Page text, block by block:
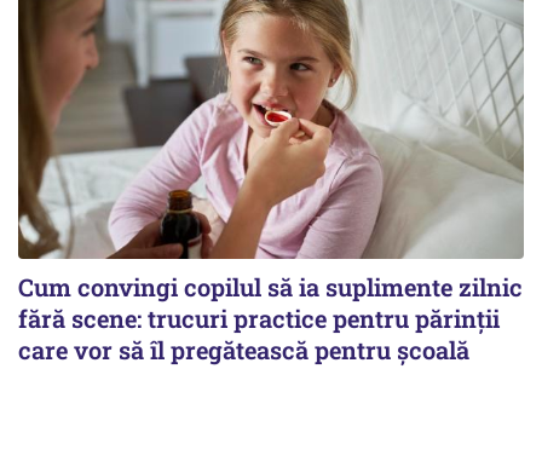
Cum convingi copilul să ia suplimente zilnic
fără scene: trucuri practice pentru părinții
care vor să îl pregătească pentru școală